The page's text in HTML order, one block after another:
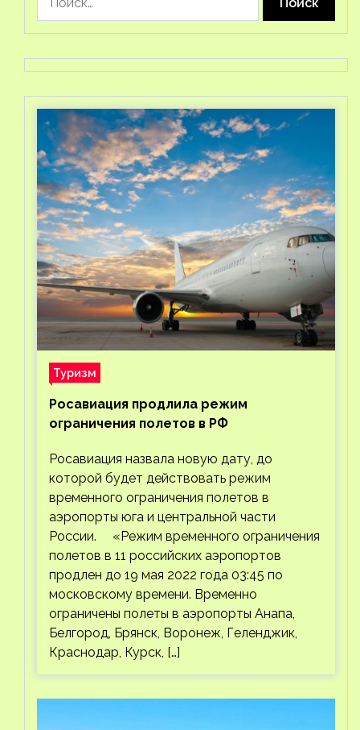
Туризм
Росавиация продлила режим
ограничения полетов в РФ
Росавиация назвала новую дату, до
которой будет действовать режим
временного ограничения полетов в
аэропорты юга и центральной части
России. «Режим временного ограничения
полетов в 11 российских аэропортов
продлен до 19 мая 2022 года 03:45 по
московскому времени. Временно
ограничены полеты в аэропорты Анапа,
Белгород, Брянск, Воронеж, Геленджик,
Краснодар, Курск, […]